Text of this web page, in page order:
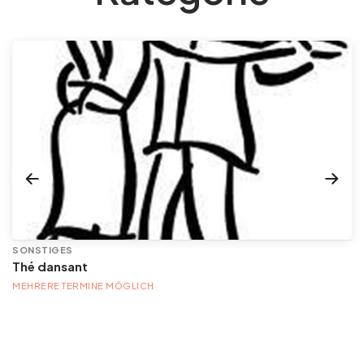
SONSTIGES
Thé dansant
MEHRERE TERMINE MÖGLICH